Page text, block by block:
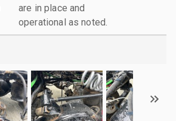
are in place and
operational as noted.